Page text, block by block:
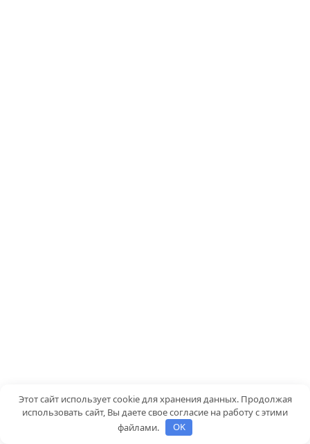
Этот сайт использует cookie для хранения данных. Продолжая
использовать сайт, Вы даете свое согласие на работу с этими
файлами.
OK